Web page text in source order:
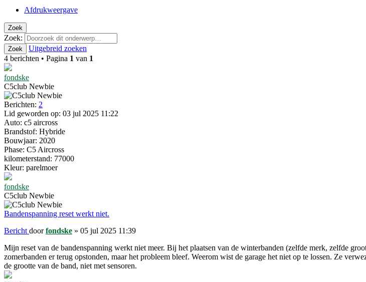
Afdrukweergave
Zoek
Zoek:
Zoek
Uitgebreid zoeken
4 berichten • Pagina 1 van 1
fondske
C5club Newbie
Berichten: 2
Lid geworden op: 03 jul 2025 11:22
Auto: c5 aircross
Brandstof: Hybride
Bouwjaar: 2020
Phase: C5 Aircross
kilometerstand: 77000
Kleur: parelmoer
fondske
C5club Newbie
Bandenspanning reset werkt niet.
Bericht doorfondske » 05 jul 2025 11:39
Mijn reset van de bandenspanning werkt niet meer. Bij het plaatsen van de winterbanden (zelfde merk, zelfde
zomerbanden er terug opstonden, maar het probleem bleef. Weerom wist de garage het niet op te lossen. Ze
de grootte van de band, niet met sensoren.